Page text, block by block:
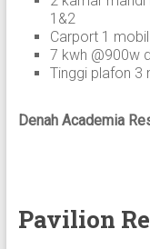
1&2
Carport 1
7 kwh @900w
Tinggi plafon 3
Denah Academia
Pavilion